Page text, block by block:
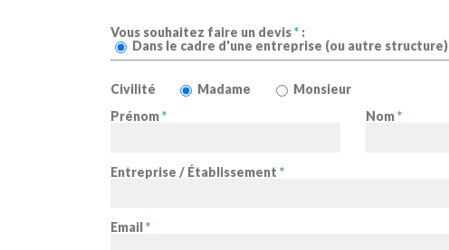
Vous souhaitez faire un devis* :
Dans le cadre d'une entreprise (ou autre structure)
Civilité Madame
Monsieur
Prénom* Nom*
Entreprise / Établissement *
Email*